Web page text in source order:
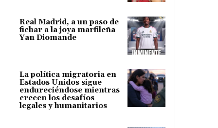
Real Madrid, a un paso de
fichar a la joya marfileña
Yan Diomande
La política migratoria en
Estados Unidos sigue
endureciéndose mientras
crecen los desafíos
legales y humanitarios